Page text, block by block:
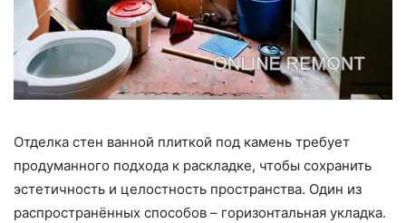
Отделка стен ванной плиткой под камень требует
продуманного подхода к раскладке, чтобы сохранить
эстетичность и целостность пространства. Один из
распространённых способов – горизонтальная укладка.